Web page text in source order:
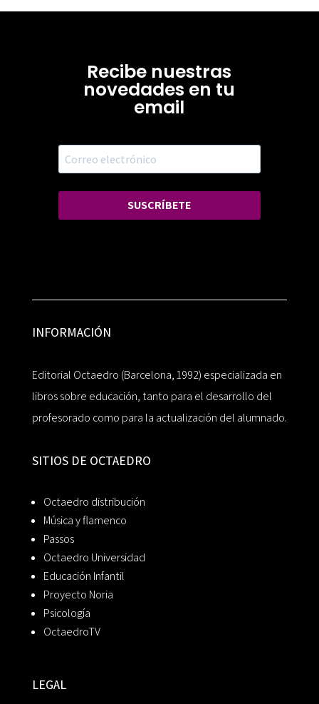
Recibe nuestras
novedades en tu
email
SUSCRÍBETE
INFORMACIÓN
Editorial Octaedro (Barcelona, 1992) especializada en
libros sobre educación, tanto para el desarrollo del
profesorado como para la actualización del alumnado.
SITIOS DE OCTAEDRO
Octaedro distribución
Música y flamenco
Passos
Octaedro Universidad
Educación Infantil
Proyecto Noria
Psicología
OctaedroTV
LEGAL